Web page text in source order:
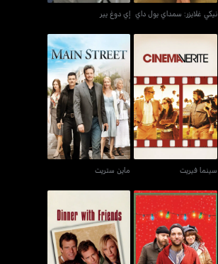
نيكي غلايزر: سمداي يول داي إي دوغ يير
سينما فيريت
سينما فيريت
ماين ستريت
ماين ستريت
أولموست كريسمس دينر وذ فريندز